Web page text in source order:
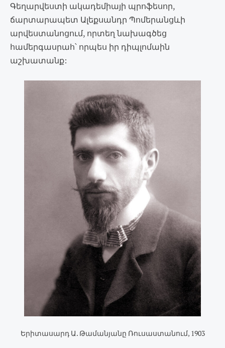
Գեղարվեստի ակադեմիայի պրոֆեսոր,
ճարտարապետ Ալեքսանդր Պոմերանցևի
արվեստանոցում, որտեղ նախագծեց
համերգասրահ՝ որպես իր դիպլոմաին
աշխատանք:
Երիտասարդ Ա. Թամանյանը Ռուսաստանում, 1903